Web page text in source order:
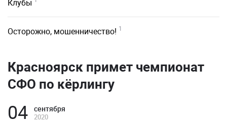
Клубы
Осторожно, мошенничество! 1
Красноярск примет чемпионат
СФО по кёрлингу
04 сентября
2020